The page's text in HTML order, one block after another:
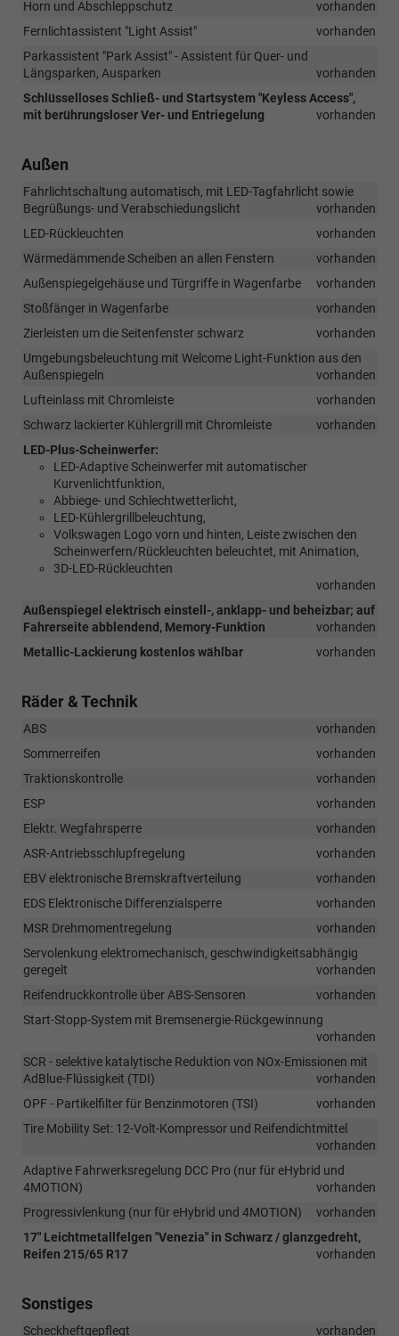
Horn und Abschleppschutz
vorhanden
Fernlichtassistent "Light Assist"
vorhanden
Parkassistent "Park Assist" - Assistent für Quer- und
Längsparken, Ausparken
vorhanden
Schlüsselloses Schließ- und Startsystem "Keyless Access",
mit berührungsloser Ver- und Entriegelung
vorhanden
Außen
Fahrlichtschaltung automatisch, mit LED-Tagfahrlicht sowie
Begrüßungs- und Verabschiedungslicht
vorhanden
LED-Rückleuchten
vorhanden
Wärmedämmende Scheiben an allen Fenstern
vorhanden
Außenspiegelgehäuse und Türgriffe in Wagenfarbe
vorhanden
Stoßfänger in Wagenfarbe
vorhanden
Zierleisten um die Seitenfenster schwarz
vorhanden
Umgebungsbeleuchtung mit Welcome Light-Funktion aus den
Außenspiegeln
vorhanden
Lufteinlass mit Chromleiste
vorhanden
Schwarz lackierter Kühlergrill mit Chromleiste
vorhanden
LED-Plus-Scheinwerfer:
LED-Adaptive Scheinwerfer mit automatischer
Kurvenlichtfunktion,
Abbiege- und Schlechtwetterlicht,
LED-Kühlergrillbeleuchtung,
Volkswagen Logo vorn und hinten, Leiste zwischen den
Scheinwerfern/Rückleuchten beleuchtet, mit Animation,
3D-LED-Rückleuchten
vorhanden
Außenspiegel elektrisch einstell-, anklapp- und beheizbar; auf
Fahrerseite abblendend, Memory-Funktion
vorhanden
Metallic-Lackierung kostenlos wählbar
vorhanden
Räder & Technik
ABS
vorhanden
Sommerreifen
vorhanden
Traktionskontrolle
vorhanden
ESP
vorhanden
Elektr. Wegfahrsperre
vorhanden
ASR-Antriebsschlupfregelung
vorhanden
EBV elektronische Bremskraftverteilung
vorhanden
EDS Elektronische Differenzialsperre
vorhanden
MSR Drehmomentregelung
vorhanden
Servolenkung elektromechanisch, geschwindigkeitsabhängig
geregelt
vorhanden
Reifendruckkontrolle über ABS-Sensoren
vorhanden
Start-Stopp-System mit Bremsenergie-Rückgewinnung
vorhanden
SCR - selektive katalytische Reduktion von NOx-Emissionen mit
AdBlue-Flüssigkeit (TDI)
vorhanden
OPF - Partikelfilter für Benzinmotoren (TSI)
vorhanden
Tire Mobility Set: 12-Volt-Kompressor und Reifendichtmittel
vorhanden
Adaptive Fahrwerksregelung DCC Pro (nur für eHybrid und
4MOTION)
vorhanden
Progressivlenkung (nur für eHybrid und 4MOTION)
vorhanden
17" Leichtmetallfelgen "Venezia" in Schwarz / glanzgedreht,
Reifen 215/65 R17
vorhanden
Sonstiges
Scheckheftgepflegt
vorhanden